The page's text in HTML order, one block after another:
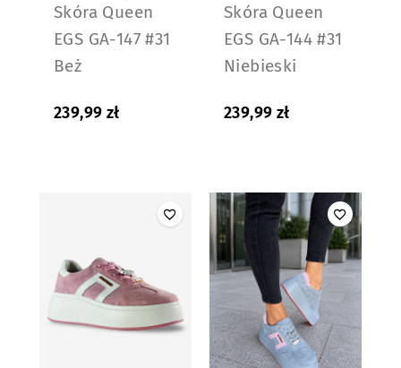
Skóra Queen
EGS GA-147 #31
Beż
239,99 zł
Skóra Queen
EGS GA-144 #31
Niebieski
239,99 zł